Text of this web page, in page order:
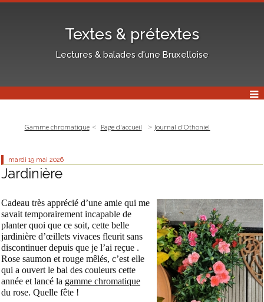
Textes & prétextes
Lectures & balades d'une Bruxelloise
Gamme chromatique Page d'accueil Journal d'Othoniel
mardi 19 mai 2026
Jardinière
Cadeau très apprécié d’une amie qui me
savait temporairement incapable de
planter quoi que ce soit, cette belle
jardinière d’œillets vivaces fleurit sans
discontinuer depuis que je l’ai reçue .
Rose saumon et rouge mêlés, c’est elle
qui a ouvert le bal des couleurs cette
année et lancé la gamme chromatique
du rose. Quelle fête !